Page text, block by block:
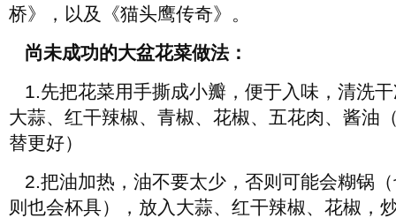
桥》，以及《猫头鹰传奇》。
尚未成功的大盆花菜做法：
1.先把花菜用手撕成小瓣，便于入味，清洗
大蒜、红干辣椒、青椒、花椒、五花肉、酱油
替更好）
2.把油加热，油不要太少，否则可能会糊锅
则也会杯具），放入大蒜、红干辣椒、花椒，